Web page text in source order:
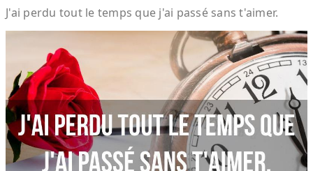
J'ai perdu tout le temps que j'ai passé sans t'aimer.